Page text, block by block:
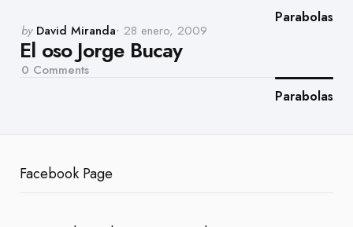
Parabolas
Posted
by
by David Miranda 28 enero, 2009
El oso Jorge Bucay
0 Comments
Parabolas
Facebook Page